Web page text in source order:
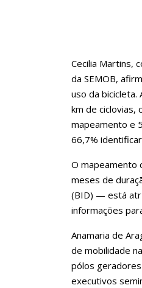
Cecilia Martins,
da SEMOB,
uso da bicicleta.
km de ciclovias,
mapeamento e
66,7%
O mapeamento
meses de
(BID) — está
informações
Anamaria de
de mobilidade
pólos
executivos